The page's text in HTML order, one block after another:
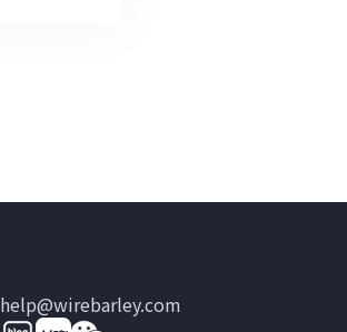
help@wirebarley.com